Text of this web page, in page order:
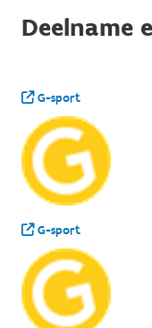
Deelname
G-sport
G-sport